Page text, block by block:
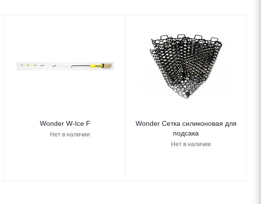
Wonder W-Ice F
Нет в наличии
Wonder Сетка силиконовая для
подсака
Нет в наличии